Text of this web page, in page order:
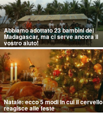
Abbiamo adottato 23 bambini del
Madagascar, ma ci serve ancora il
vostro aiuto!
Natale: ecco 5 modi in cui il cervello
reagisce alle feste